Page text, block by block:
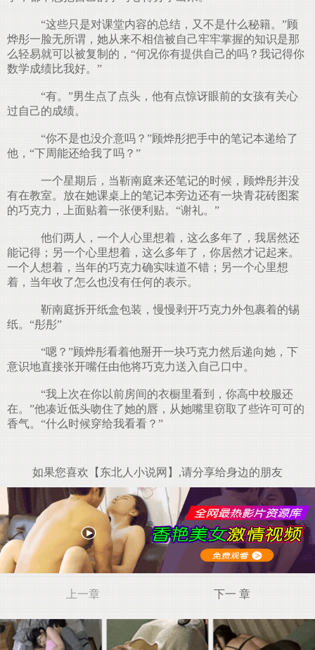
“这些只是对课堂内容的总结，又不是什么秘籍。”顾
烨彤一脸无所谓，她从来不相信被自己牢牢掌握的知识是那
么轻易就可以被复制的，“何况你有提供自己的吗？我记得你
数学成绩比我好。”
“有。”男生点了点头，他有点惊讶眼前的女孩有关心
过自己的成绩。
“你不是也没介意吗？”顾烨彤把手中的笔记本递给了
他，“下周能还给我了吗？”
一个星期后，当靳南庭来还笔记的时候，顾烨彤并没
有在教室。放在她课桌上的笔记本旁边还有一块青花砖图案
的巧克力，上面贴着一张便利贴。“谢礼。”
他们两人，一个人心里想着，这么多年了，我居然还
能记得；另一个心里想着，这么多年了，你居然才记起来。
一个人想着，当年的巧克力确实味道不错；另一个心里想
着，当年收了怎么也没有任何的表示。
靳南庭拆开纸盒包装，慢慢剥开巧克力外包裹着的锡
纸。“彤彤”
“嗯？”顾烨彤看着他掰开一块巧克力然后递向她，下
意识地直接张开嘴任由他将巧克力送入自己口中。
“我上次在你以前房间的衣橱里看到，你高中校服还
在。”他凑近低头吻住了她的唇，从她嘴里窃取了些许可可的
香气。“什么时候穿给我看看？”
如果您喜欢【东北人小说网】,请分享给身边的朋友
上一章 下一 章